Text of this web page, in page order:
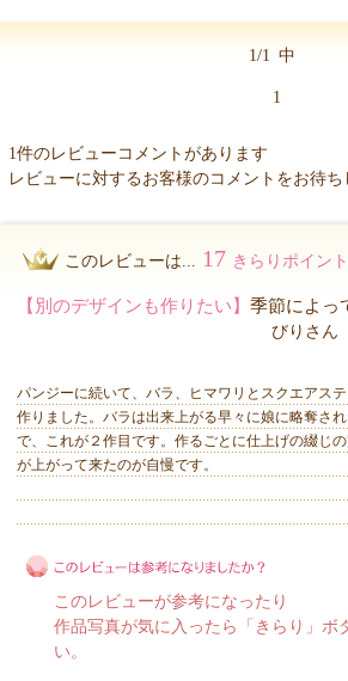
1/1 中
1
1件のレビューコメントがあります
レビューに対するお客様のコメントをお待ち
このレビューは... 17 きらりポイント
【別のデザインも作りたい】 季節によっ
びりさん
パンジーに続いて、バラ、ヒマワリとスクエアス
作りました。バラは出来上がる早々に娘に略奪さ
で、これが２作目です。作るごとに仕上げの綴じ
が上がって来たのが自慢です。
このレビューが参考になったり
作品写真が気に入ったら「きらり」ボ
い。